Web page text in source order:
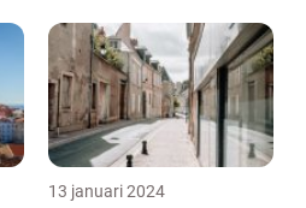
13 januari 2024